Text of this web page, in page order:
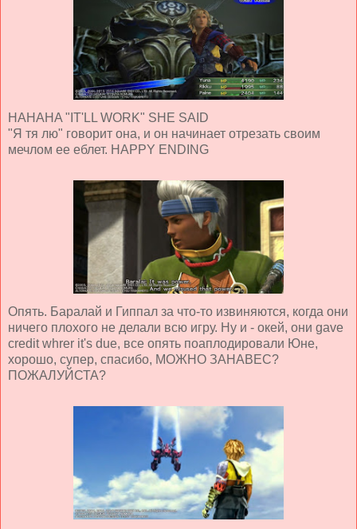
HAHAHA "IT'LL WORK" SHE SAID
"Я тя лю" говорит она, и он начинает отрезать своим
мечлом ее еблет. HAPPY ENDING
Опять. Баралай и Гиппал за что-то извиняются, когда они
ничего плохого не делали всю игру. Ну и - окей, они gave
credit whrer it's due, все опять поаплодировали Юне,
хорошо, супер, спасибо, МОЖНО ЗАНАВЕС?
ПОЖАЛУЙСТА?